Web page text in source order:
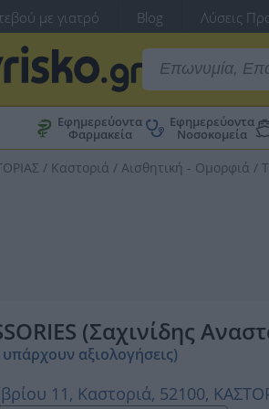
με γιατρό Blog Λύσεις
Εφημερεύοντα
Φαρμακεία
Εφημερεύοντα
Νοσοκομεία
/ Καστοριά / Αισθητική - Ομορφιά /
(Σαχινίδης
υπάρχουν αξιολογήσεις)
11, Καστοριά, 52100,